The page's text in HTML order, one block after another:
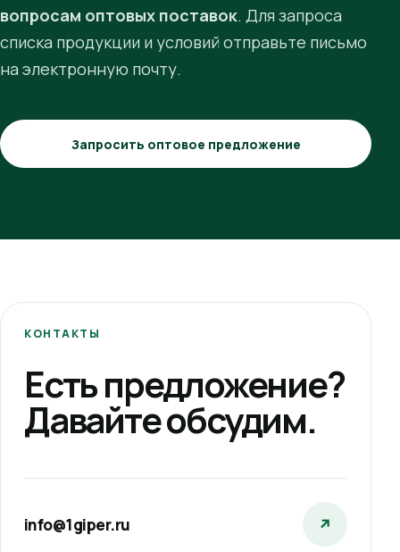
вопросам оптовых поставок. Для запроса
списка продукции и условий отправьте письмо
на электронную почту.
Запросить оптовое предложение
КОНТАКТЫ
Есть предложение?
Давайте обсудим.
info@1giper.ru ↗